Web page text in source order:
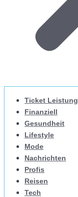
Ticket Leistung
Finanziell
Gesundheit
Lifestyle
Mode
Nachrichten
Profis
Reisen
Tech